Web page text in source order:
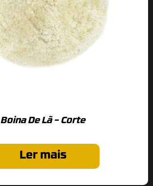
Boina De Lã – Corte
Ler mais